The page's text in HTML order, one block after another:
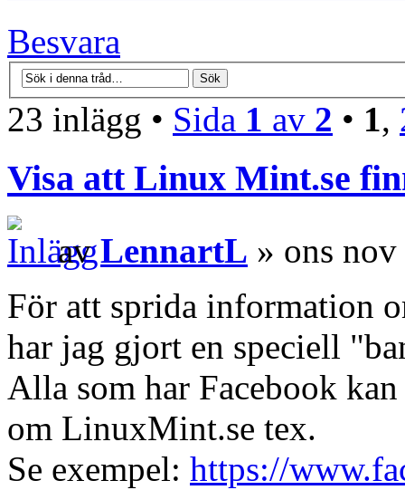
Besvara
23 inlägg • Sida 1 av 2 • 1,
Visa att Linux Mint.se
avLennartL » ons
För att sprida information
har jag gjort en speciell
Alla som har Facebook
om LinuxMint.se tex.
Se exempel: https://